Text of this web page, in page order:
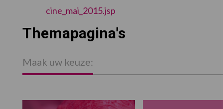
cine_mai_2015.jsp
Themapagina's
Maak uw keuze: